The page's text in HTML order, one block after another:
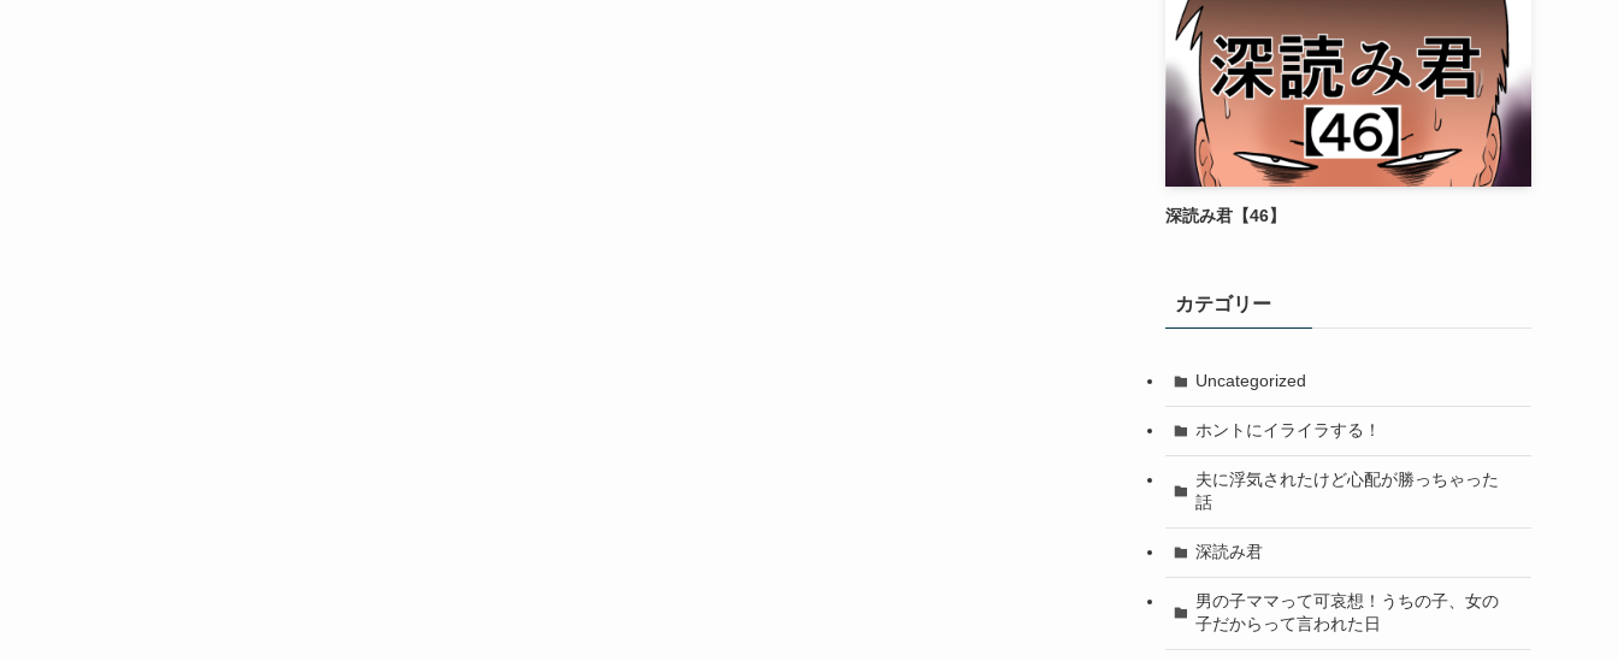
深読み君【46】
カテゴリー
Uncategorized
ホントにイライラする！
夫に浮気されたけど心配が勝っちゃった
話
深読み君
男の子ママって可哀想！うちの子、女の
子だからって言われた日